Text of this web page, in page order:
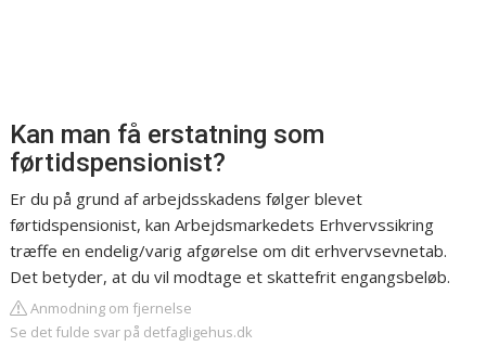
Kan man få erstatning som
førtidspensionist?
Er du på grund af arbejdsskadens følger blevet
førtidspensionist, kan Arbejdsmarkedets Erhvervssikring
træffe en endelig/varig afgørelse om dit erhvervsevnetab.
Det betyder, at du vil modtage et skattefrit engangsbeløb.
Anmodning om fjernelse
Se det fulde svar på detfagligehus.dk